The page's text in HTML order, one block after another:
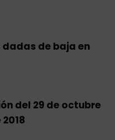
de baja en
del 29 de octubre